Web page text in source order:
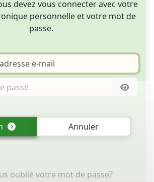
devez vous connecter avec votre
personnelle et votre mot de
passe.
Annuler
oublié votre mot de passe?